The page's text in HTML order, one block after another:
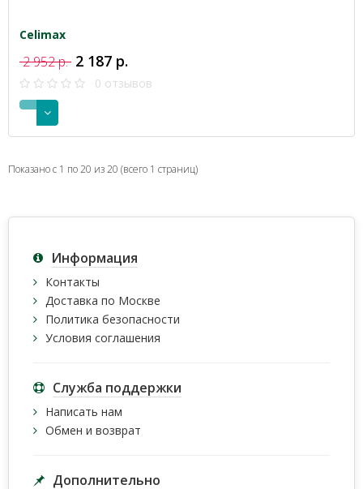
Celimax
2 952 р. 2 187 р.
0 отзывов
Показано с 1 по 20 из 20 (всего 1 страниц)
Информация
Контакты
Доставка по Москве
Политика безопасности
Условия соглашения
Служба поддержки
Написать нам
Обмен и возврат
Дополнительно